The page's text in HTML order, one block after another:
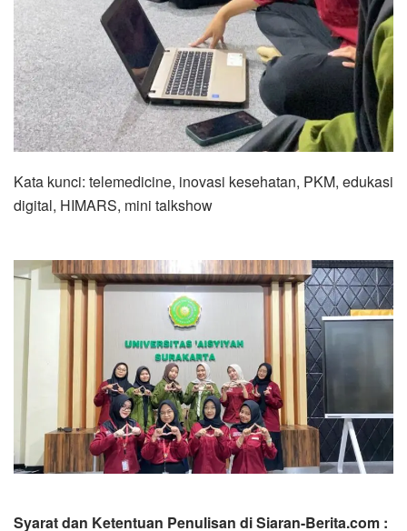
Kata kunci: telemedicine, inovasi kesehatan, PKM, edukasi
digital, HIMARS, mini talkshow
Syarat dan Ketentuan Penulisan di Siaran-Berita.com :